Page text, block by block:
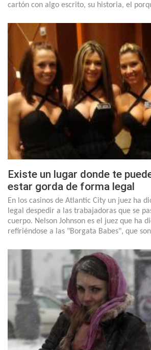
cartón con algo escrito, su historia, el
Existe un lugar donde te
estar gorda de forma legal
En los casinos de Atlantic City un juez ha
legal despedir a las trabajadoras que se
cuerpo. Nelson Johnson es el juez que ha
refiriéndose a las "Borgata Babes", que